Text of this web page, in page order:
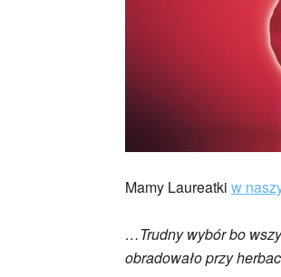
Mamy Laureatki w
…Trudny wybór bo
obradowało przy